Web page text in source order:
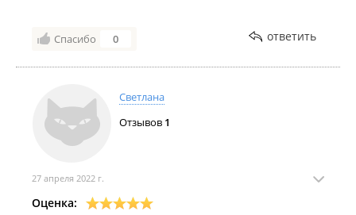
Спасибо 0 ответить
Светлана
Отзывов 1
27 апреля 2022 г.
Оценка: